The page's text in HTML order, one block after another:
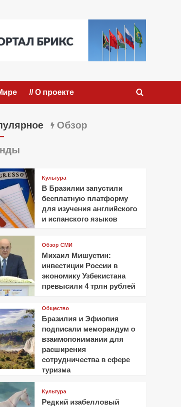
// О проекте
Обзор
Культура
В Бразилии запустили
бесплатную платформу
для изучения английского
и испанского языков
Обзор СМИ
Михаил Мишустин:
инвестиции России в
экономику Узбекистана
превысили 4 трлн рублей
Общество
Бразилия и Эфиопия
подписали меморандум о
взаимопонимании для
расширения
сотрудничества в сфере
туризма
Культура
Редкий изабелловый